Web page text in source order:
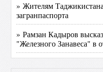
» Жителям
загранпаспорта
» Рамзан Кадыров
"Железного Занавеса" в